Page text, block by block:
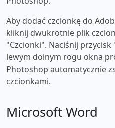
Aby dodać czcionkę do
kliknij dwukrotnie plik
"Czcionki". Naciśnij
lewym dolnym rogu okna
Photoshop automatycznie
czcionkami.
Microsoft Word